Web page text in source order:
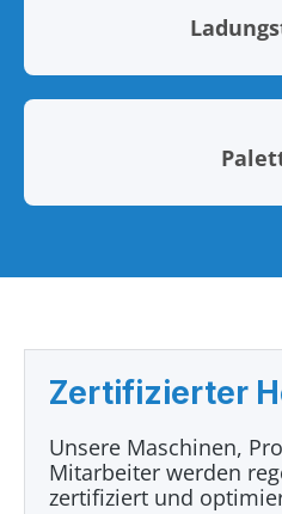
Zertifizierter
Unsere Maschinen,
Mitarbeiter werden
zertifiziert und